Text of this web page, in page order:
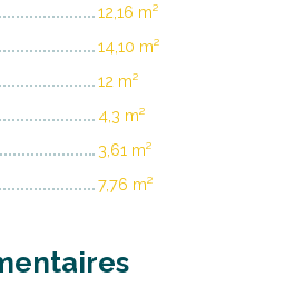
12,16 m²
14,10 m²
12 m²
4,3 m²
3,61 m²
7,76 m²